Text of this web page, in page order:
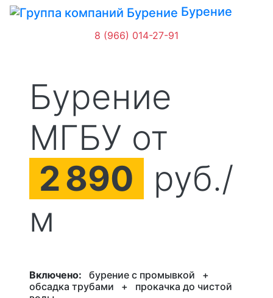
Бурение
8 (966) 014-27-91
Бурение
МГБУ от
2890 руб./
м
Включено: бурение с промывкой
+
обсадка трубами
+
прокачка до чистой